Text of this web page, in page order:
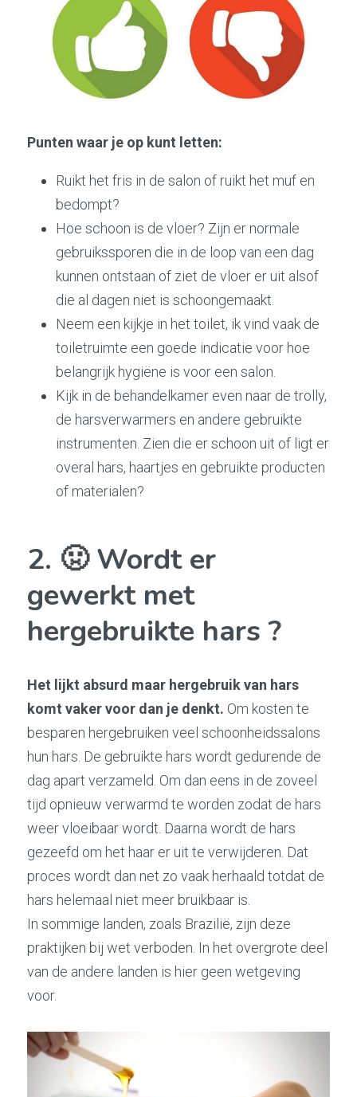
Punten waar je op kunt letten:
Ruikt het fris in de salon of ruikt het muf en
bedompt?
Hoe schoon is de vloer? Zijn er normale
gebruikssporen die in de loop van een dag
kunnen ontstaan of ziet de vloer er uit alsof
die al dagen niet is schoongemaakt.
Neem een kijkje in het toilet, ik vind vaak de
toiletruimte een goede indicatie voor hoe
belangrijk hygiëne is voor een salon.
Kijk in de behandelkamer even naar de trolly,
de harsverwarmers en andere gebruikte
instrumenten. Zien die er schoon uit of ligt er
overal hars, haartjes en gebruikte producten
of materialen?
2. 🤢 Wordt er
gewerkt met
hergebruikte hars ?
Het lijkt absurd maar hergebruik van hars
komt vaker voor dan je denkt. Om kosten te
besparen hergebruiken veel schoonheidssalons
hun hars. De gebruikte hars wordt gedurende de
dag apart verzameld. Om dan eens in de zoveel
tijd opnieuw verwarmd te worden zodat de hars
weer vloeibaar wordt. Daarna wordt de hars
gezeefd om het haar er uit te verwijderen. Dat
proces wordt dan net zo vaak herhaald totdat de
hars helemaal niet meer bruikbaar is.
In sommige landen, zoals Brazilië, zijn deze
praktijken bij wet verboden. In het overgrote deel
van de andere landen is hier geen wetgeving
voor.